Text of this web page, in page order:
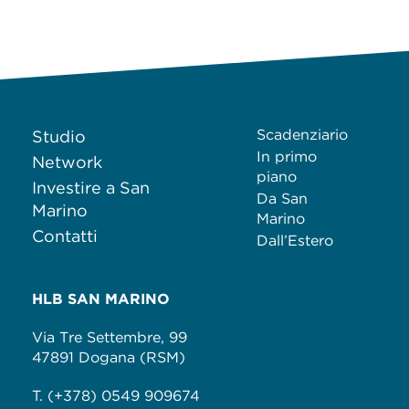
Studio
Network
Investire a San
Marino
Contatti
Scadenziario
In primo
piano
Da San
Marino
Dall’Estero
HLB SAN MARINO
Via Tre Settembre, 99
47891 Dogana (RSM)
T. (+378) 0549 909674